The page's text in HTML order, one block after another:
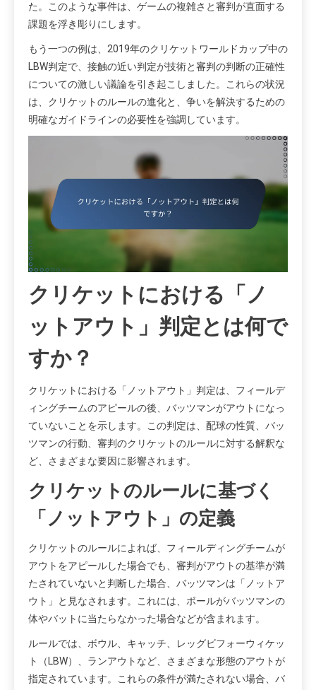
た。このような事件は、ゲームの複雑さと審判が直面する
課題を浮き彫りにします。
もう一つの例は、2019年のクリケットワールドカップ中の
LBW判定で、接触の近い判定が技術と審判の判断の正確性
についての激しい議論を引き起こしました。これらの状況
は、クリケットのルールの進化と、争いを解決するための
明確なガイドラインの必要性を強調しています。
クリケットにおける「ノ
ットアウト」判定とは何で
すか？
クリケットにおける「ノットアウト」判定は、フィールデ
ィングチームのアピールの後、バッツマンがアウトになっ
ていないことを示します。この判定は、配球の性質、バッ
ツマンの行動、審判のクリケットのルールに対する解釈な
ど、さまざまな要因に影響されます。
クリケットのルールに基づく
「ノットアウト」の定義
クリケットのルールによれば、フィールディングチームが
アウトをアピールした場合でも、審判がアウトの基準が満
たされていないと判断した場合、バッツマンは「ノットア
ウト」と見なされます。これには、ボールがバッツマンの
体やバットに当たらなかった場合などが含まれます。
ルールでは、ボウル、キャッチ、レッグビフォーウィケッ
ト（LBW）、ランアウトなど、さまざまな形態のアウトが
指定されています。これらの条件が満たされない場合、バ